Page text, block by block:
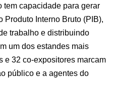
tem capacidade para gerar
Produto Interno Bruto (PIB),
trabalho e distribuindo
um dos estandes mais
e 32 co-expositores marcam
público e a agentes do